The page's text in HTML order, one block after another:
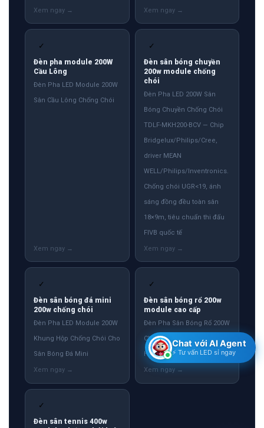
✓
Đèn pha module 200W
Cầu Lông
Đèn Pha LED Module 200W
Sân Cầu Lông Chống Chói
✓
Đèn sân bóng chuyền
200w module chống
chói
Đèn Pha LED 200W Sân
Bóng Chuyền Chống Chói
TDLF-MKH200-BCV — Chip
Bridgelux/Philips/Cree,
driver MEAN
WELL/Philips/Inventronics.
Chống chói UGR<19, ánh
sáng đồng đều toàn sân
18×9m, tiêu chuẩn thi đấu
FIVB quốc tế
✓
Đèn sân bóng đá mini
200w chống chói
Đèn Pha LED Module 200W
Khung Hộp Chống Chói Cho
Sân Bóng Đá Mini
✓
Đèn sân bóng rổ 200w
module cao cấp
Đèn Pha Sân Bóng Rổ 200W
Chống Chói Module Khung
Hộp
✓
Đèn sân tennis 400w
Chat với AI Agent
⚡ Tư vấn LED sỉ ngay